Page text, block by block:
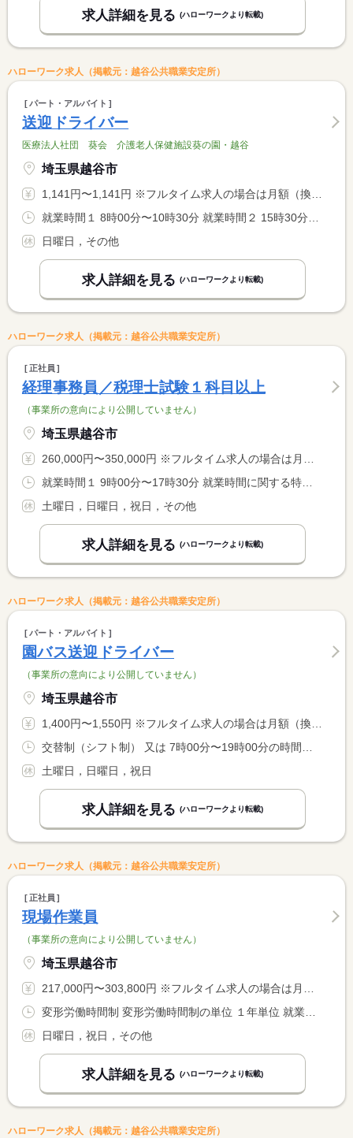
求人詳細を見る (ハローワークより転載)
ハローワーク求人（掲載元：越谷公共職業安定所）
パート・アルバイト
送迎ドライバー
医療法人社団 葵会 介護老人保健施設葵の園・越谷
埼玉県越谷市
1,141円〜1,141円 ※フルタイム求人の場合は月額（換算額）、パート求人の場合は時間額を表示しています。
就業時間１ 8時00分〜10時30分 就業時間２ 15時30分〜18時00分 就業時間に関する特記事項 （１）のみでも可 ＊両方でも可
日曜日，その他
求人詳細を見る (ハローワークより転載)
ハローワーク求人（掲載元：越谷公共職業安定所）
正社員
経理事務員／税理士試験１科目以上
（事業所の意向により公開していません）
埼玉県越谷市
260,000円〜350,000円 ※フルタイム求人の場合は月額（換算額）、パート求人の場合は時間額を表示しています。
就業時間１ 9時00分〜17時30分 就業時間に関する特記事項 時間外は２、３月に集中しています。
土曜日，日曜日，祝日，その他
求人詳細を見る (ハローワークより転載)
ハローワーク求人（掲載元：越谷公共職業安定所）
パート・アルバイト
園バス送迎ドライバー
（事業所の意向により公開していません）
埼玉県越谷市
1,400円〜1,550円 ※フルタイム求人の場合は月額（換算額）、パート求人の場合は時間額を表示しています。
交替制（シフト制） 又は 7時00分〜19時00分の時間の間の5時間程度
土曜日，日曜日，祝日
求人詳細を見る (ハローワークより転載)
ハローワーク求人（掲載元：越谷公共職業安定所）
正社員
現場作業員
（事業所の意向により公開していません）
埼玉県越谷市
217,000円〜303,800円 ※フルタイム求人の場合は月額（換算額）、パート求人の場合は時間額を表示しています。
変形労働時間制 変形労働時間制の単位 １年単位 就業時間１ 8時00分〜17時30分
日曜日，祝日，その他
求人詳細を見る (ハローワークより転載)
ハローワーク求人（掲載元：越谷公共職業安定所）